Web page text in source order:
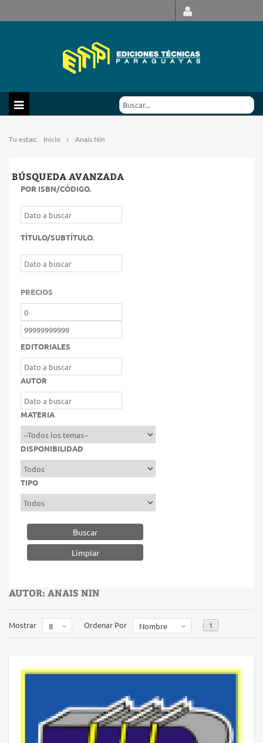
Tu estas: Inicio Anais Nin
BÚSQUEDA AVANZADA
POR ISBN/CÓDIGO.
TÍTULO/SUBTÍTULO.
PRECIOS
EDITORIALES
AUTOR
MATERIA
DISPONIBILIDAD
TIPO
Buscar
AUTOR: ANAIS NIN
Mostrar 8 Ordenar Por Nombre 1